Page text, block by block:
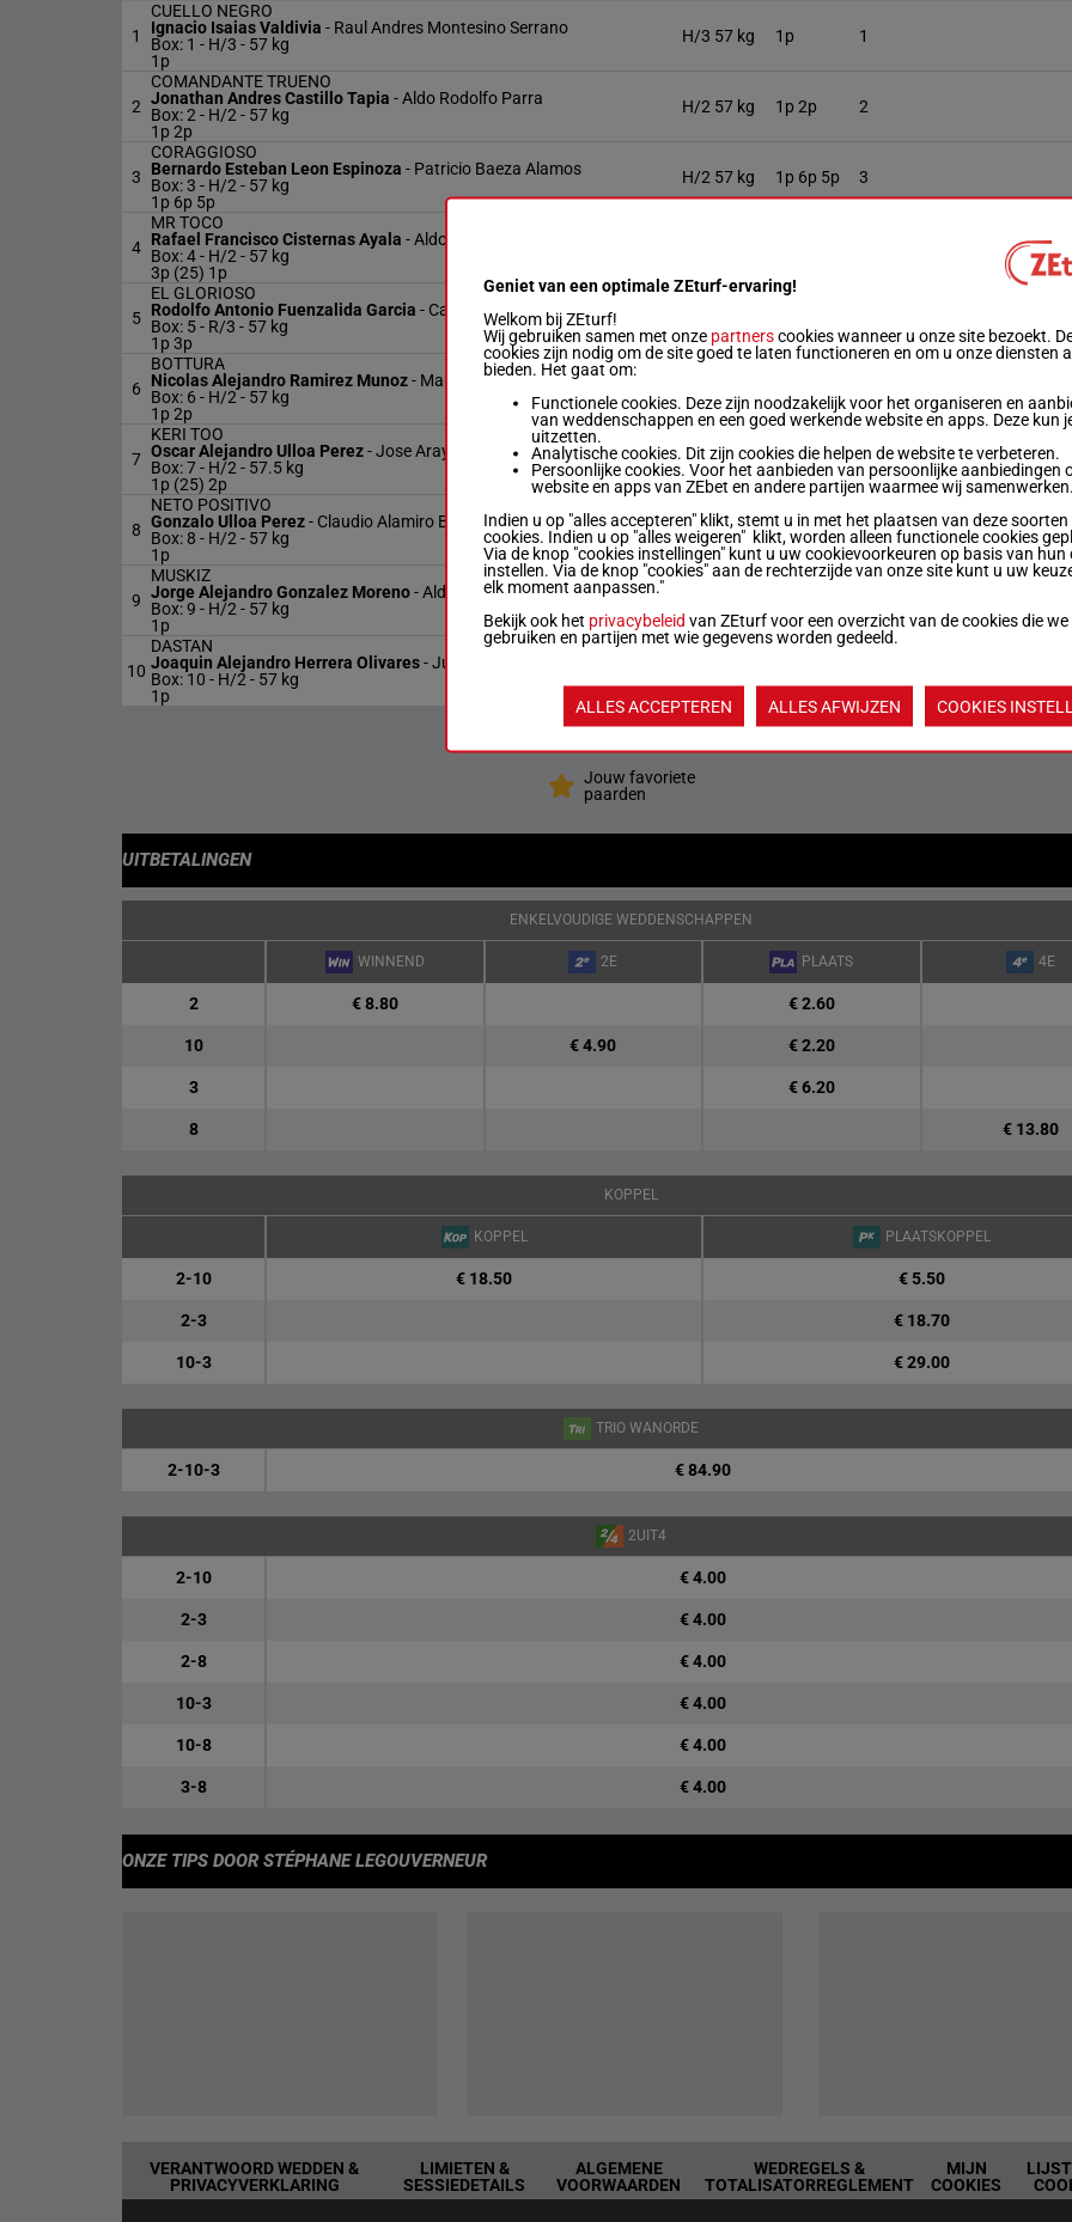
1
CUELLO NEGRO
Ignacio Isaias Valdivia - Raul Andres Montesino Serrano
Box: 1 - H/3 - 57 kg
1p
H/3 57 kg 1p 1
2
COMANDANTE TRUENO
Jonathan Andres Castillo Tapia -Aldo Rodolfo Parra
Box: 2 - H/2 - 57 kg
1p 2p
H/2 57 kg 1p 2p 2
3
CORAGGIOSO
Bernardo Esteban Leon Espinoza - Patricio Baeza Alamos
Box: 3 - H/2 - 57 kg
1p 6p 5p
H/2 57 kg 1p 6p 5p 3
4
MR TOCO
Rafael Francisco Cisternas Ayala -Aldo Rodolfo Parra
Box: 4 - H/2 - 57 kg
3p (25) 1p
5
EL GLORIOSO
Rodolfo Antonio Fuenzalida Garcia - Carlos Miguel Norambuena
Box: 5 - R/3 - 57 kg
1p 3p
6
BOTTURA
Nicolas Alejandro Ramirez Munoz- Mario Elian Rabajille
Box: 6 - H/2 - 57 kg
1p 2p
7
KERI TOO
Oscar Alejandro Ulloa Perez-Jose Araya Bahamondes
Box: 7 - H/2 - 57.5 kg
1p (25) 2p
H/257.5 kg 1p (25) 2p 7
8
NETO POSITIVO
Gonzalo Ulloa Perez- Claudio Alamiro Bernal Gonzalez
Box: 8 - H/2 - 57 kg
1p
H/257 kg 1p 8
9
MUSKIZ
Jorge Alejandro Gonzalez Moreno-Aldo Rodolfo Parra
Box: 9 - H/2 - 57 kg
1p
10
DASTAN
Joaquin Alejandro Herrera Olivares-Juan Carlos Silva Santibanez
Box: 10 - H/2 - 57 kg
1p
Jouw favoriete
paarden
UITBETALINGEN
ENKELVOUDIGE WEDDENSCHAPPEN
WINNEND 2E PLAATS 4E
2 € 8.80 € 2.60
10 € 4.90 € 2.20
3 € 6.20
8 € 13.80
KOPPEL
KOPPEL PLAATSKOPPEL
2-10 € 18.50 € 5.50
2-3 € 18.70
10-3 € 29.00
TRIO WANORDE
2-10-3 € 84.90
2UIT4
2-10 € 4.00
2-3 € 4.00
2-8 € 4.00
10-3 € 4.00
10-8 € 4.00
3-8 € 4.00
ONZE TIPS DOOR STÉPHANE LEGOUVERNEUR
VERANTWOORD WEDDEN &
PRIVACYVERKLARING
LIMIETEN &
SESSIEDETAILS
ALGEMENE
VOORWAARDEN
WEDREGELS &
TOTALISATORREGLEMENT
MIJN
COOKIES
Geniet van een optimale ZEturf-ervaring!
Welkom bij ZEturf!
Wij gebruiken samen met onze partnerscookies wanneer u onze site bezoekt.
cookies zijn nodig om de site goed te laten functioneren en om u onze diensten
bieden. Het gaat om:
Functionele cookies. Deze zijn noodzakelijk voor het organiseren en
van weddenschappen en een goed werkende website en apps. Deze kun
uitzetten.
Analytische cookies. Dit zijn cookies die helpen de website te verbeteren.
Persoonlijke cookies. Voor het aanbieden van persoonlijke aanbiedingen
website en apps van ZEbet en andere partijen waarmee wij samenwerken.
Indien u op "alles accepteren" klikt, stemt u in met het plaatsen van deze soorten
cookies. Indien u op "alles weigeren" klikt, worden alleen functionele cookies
Via de knop "cookies instellingen" kunt u uw cookievoorkeuren op basis van hun
instellen. Via de knop "cookies" aan de rechterzijde van onze site kunt u uw
elk moment aanpassen."
Bekijk ook het privacybeleid van ZEturf voor een overzicht van de cookies die we
gebruiken en partijen met wie gegevens worden gedeeld.
ALLES ACCEPTEREN ALLES AFWIJZEN COOKIES